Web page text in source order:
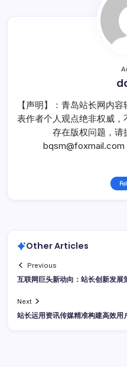
【声明】：青岛站长网内
表作者个人观点绝非权威
存在版权问题，请
bqsm@foxmail.com
Other Articles
Previous
互联网巨头新动向：站长创新发展
Next
站长运用资讯传媒精准构建高效用